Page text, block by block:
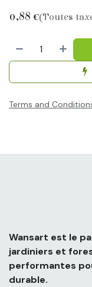
0,88 €(Toutes
Terms and
Wansart est le
jardiniers et
performantes
durable.